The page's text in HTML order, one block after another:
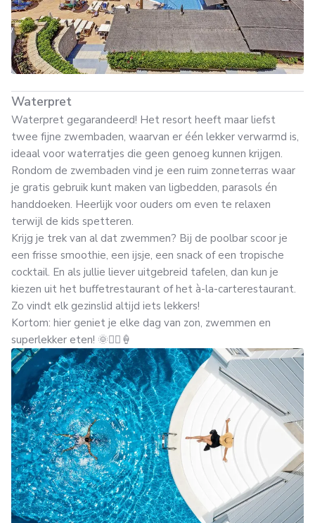
Waterpret
Waterpret gegarandeerd! Het resort heeft maar liefst
twee fijne zwembaden, waarvan er één lekker verwarmd is,
ideaal voor waterratjes die geen genoeg kunnen krijgen.
Rondom de zwembaden vind je een ruim zonneterras waar
je gratis gebruik kunt maken van ligbedden, parasols én
handdoeken. Heerlijk voor ouders om even te relaxen
terwijl de kids spetteren.
Krijg je trek van al dat zwemmen? Bij de poolbar scoor je
een frisse smoothie, een ijsje, een snack of een tropische
cocktail. En als jullie liever uitgebreid tafelen, dan kun je
kiezen uit het buffetrestaurant of het à-la-carterestaurant.
Zo vindt elk gezinslid altijd iets lekkers!
Kortom: hier geniet je elke dag van zon, zwemmen en
superlekker eten! 🌞🏊‍♂️🍦